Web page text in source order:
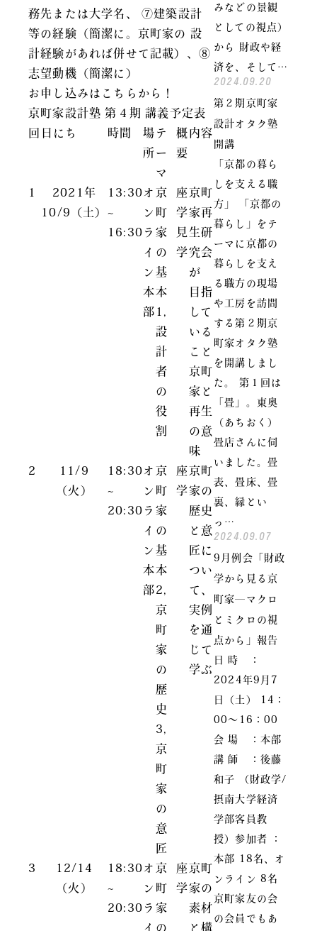
務先または大学名、 ⑦建築設計
等の経験（簡潔に。京町家の 設
計経験があれば併せて記載）、⑧
志望動機（簡潔に）
お申し込みはこちらから！
京町家設計塾 第４期 講義予定表
回 日にち 時間
場
所
テ
ー
マ
概
要
内容
1 2021 年
10/9
（土）
13:30
~
16:30
オ
ン
ラ
イ
ン
本
部
京
町
家
の
基
本
1,
設
計
者
の
役
割
座
学
見
学
京町
家再
生研
究会
が
目指
して
いる
こと
京町
家と
再生
の意
味
2
11/9
（火）
18:30
~
20:30
オ
ン
ラ
イ
ン
本
部
京
町
家
の
基
本
2,
京
町
家
の
歴
史
3,
京
町
家
の
意
匠
座
学
京町
家の
歴史
と意
匠に
つい
て、
実例
を通
じて
学ぶ
3
12/14
（火）
18:30
~
20:30
オ
ン
ラ
イ
京
町
家
の
座
学
京町
家の
素材
と構
みなどの景観
としての視点）
から 財政や経
済を、そして…
2024.09.20
第２期京町家
設計オタク塾
開講
「京都の暮ら
しを支える職
方」 「京都の
暮らし」をテ
ーマに京都の
暮らしを支え
る職方の現場
や工房を訪問
する第２期京
町家オタク塾
を開講しまし
た。 第１回は
「畳」。東奥
（あちおく）
畳店さんに伺
いました。畳
表、畳床、畳
裏、縁とい
っ…
2024.09.07
9月例会「財政
学から見る京
町家―マクロ
とミクロの視
点から」報告
日 時 ：
2024年9月7
日（土） 14：
00～16：00
会 場 ：本部
講 師 ：後藤
和子 （財政学/
摂南大学経済
学部客員教
授）参加者 ：
本部 18名、オ
ンライン 8名
京町家友の会
の会員でもあ